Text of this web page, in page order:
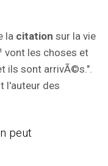
la citation sur la vie
vont les choses et
ils sont arrivÃ©s.".
l'auteur des
peut